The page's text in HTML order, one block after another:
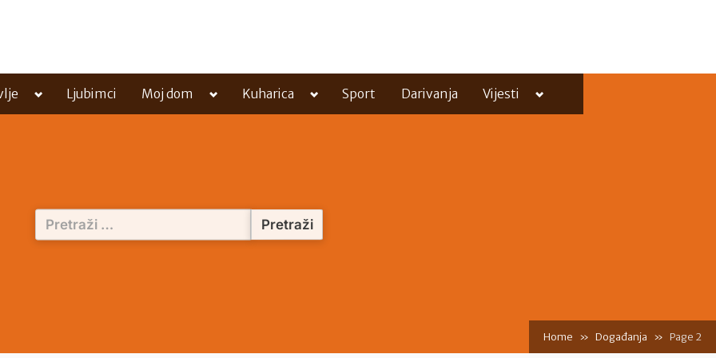
Toggle
menu
Ljubimci Moj dom
Toggle
menu
Kuharica
Toggle
menu
Sport Darivanja Vijesti
Toggle
menu
Pretraži:
Home Događanja Page 2